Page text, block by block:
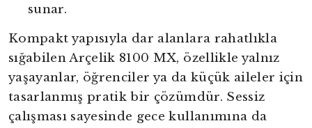
sunar.
Kompakt yapısıyla dar alanlara rahatlıkla
sığabilen Arçelik 8100 MX, özellikle yalnız
yaşayanlar, öğrenciler ya da küçük aileler için
tasarlanmış pratik bir çözümdür. Sessiz
çalışması sayesinde gece kullanımına da